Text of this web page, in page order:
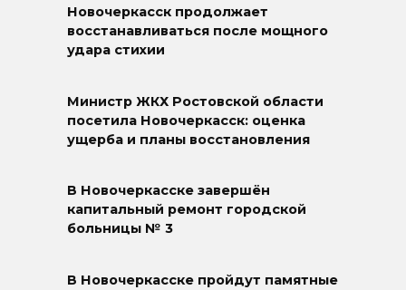
Новочеркасск продолжает
восстанавливаться после мощного
удара стихии
Министр ЖКХ Ростовской области
посетила Новочеркасск: оценка
ущерба и планы восстановления
В Новочеркасске завершён
капитальный ремонт городской
больницы № 3
В Новочеркасске пройдут памятные